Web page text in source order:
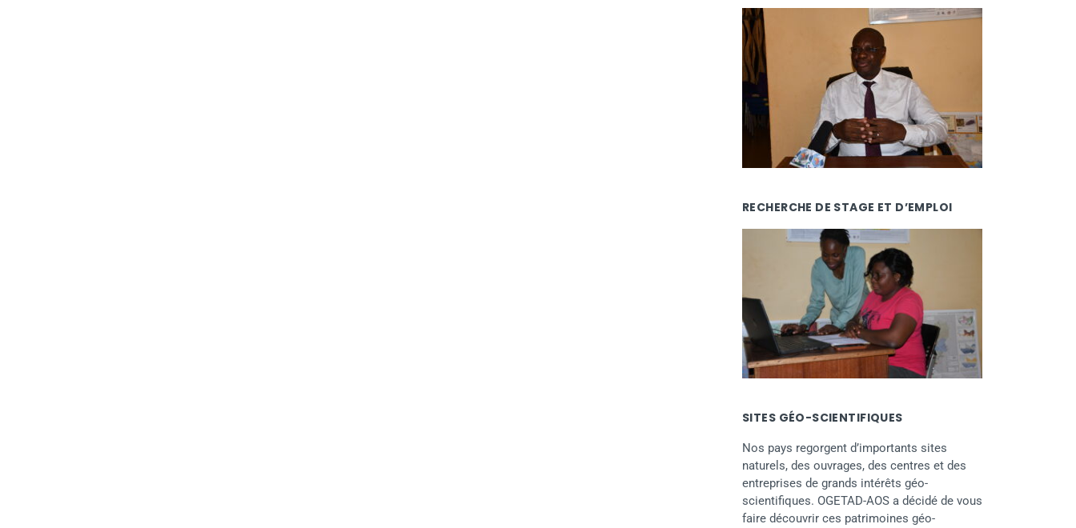
RECHERCHE DE STAGE ET D’EMPLOI
SITES GÉO-SCIENTIFIQUES
Nos pays regorgent d’importants sites
naturels, des ouvrages, des centres et des
entreprises de grands intérêts géo-
scientifiques. OGETAD-AOS a décidé de vous
faire découvrir ces patrimoines géo-